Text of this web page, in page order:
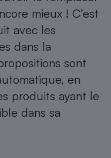
mieux ! C’est
avec les
dans la
sont
en
produits ayant le
dans sa